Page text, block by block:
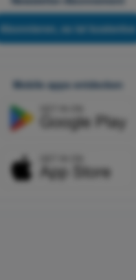
Abonnieren, es ist kostenlos
Mobile apps entdecken